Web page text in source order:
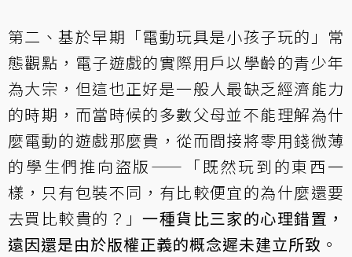
第二、基於早期「電動玩具是小孩子玩的」常
態觀點，電子遊戲的實際用戶以學齡的青少年
為大宗，但這也正好是一般人最缺乏經濟能力
的時期，而當時候的多數父母並不能理解為什
麼電動的遊戲那麼貴，從而間接將零用錢微薄
的學生們推向盜版——「既然玩到的東西一
樣，只有包裝不同，有比較便宜的為什麼還要
去買比較貴的？」一種貨比三家的心理錯置，
遠因還是由於版權正義的概念遲未建立所致 。